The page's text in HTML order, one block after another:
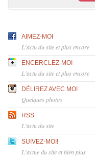
AIMEZ-MOI
L'actu du site et plus encore
ENCERCLEZ-MOI
L'actu du site et plus encore
DÉLIREZ AVEC MOI
Quelques photos
RSS
L'actu du site
SUIVEZ-MOI!
L'actue du site et bien plus